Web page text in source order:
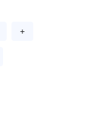
+